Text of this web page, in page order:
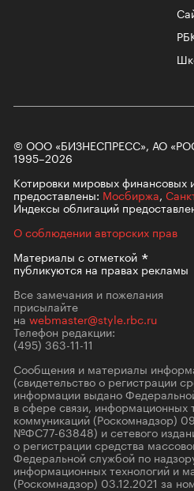
© ООО «БИЗНЕСПРЕСС», АО
1995–2026
Котировки мировых финансовых
предоставлены: Мосбиржа,
Индексы облигаций
О соблюдении авторских прав
Материалы сотметкой
публикуются на правах рекламы
Все замечания и пожелания
присылайте
на webmaster@style.rbc.ru
Телефон редакции:
(495) 363-11-11
Сообщения и материалы
(свидетельство о регистрации
информации выдано
в сфере связи, информационных
коммуникаций (Роскомнадзор)
№ФС77-63848) и сетевого
о регистрации средства
Федеральной службой по
информационных технологий и
(Роскомнадзор) 03.12.2021 за